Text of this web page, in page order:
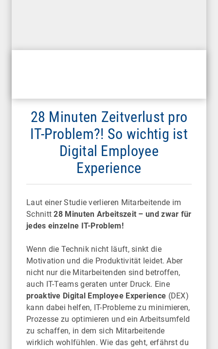
28 Minuten Zeitverlust pro
IT-Problem?! So wichtig ist
Digital Employee
Experience
Laut einer Studie verlieren Mitarbeitende im
Schnitt28 Minuten Arbeitszeit – und zwar für
jedes einzelne IT-Problem!
Wenn die Technik nicht läuft, sinkt die
Motivation und die Produktivität leidet. Aber
nicht nur die Mitarbeitenden sind betroffen,
auch IT-Teams geraten unter Druck. Eine
proaktive Digital Employee Experience (DEX)
kann dabei helfen, IT-Probleme zu minimieren,
Prozesse zu optimieren und ein Arbeitsumfeld
zu schaffen, in dem sich Mitarbeitende
wirklich wohlfühlen. Wie das geht, erfährst du